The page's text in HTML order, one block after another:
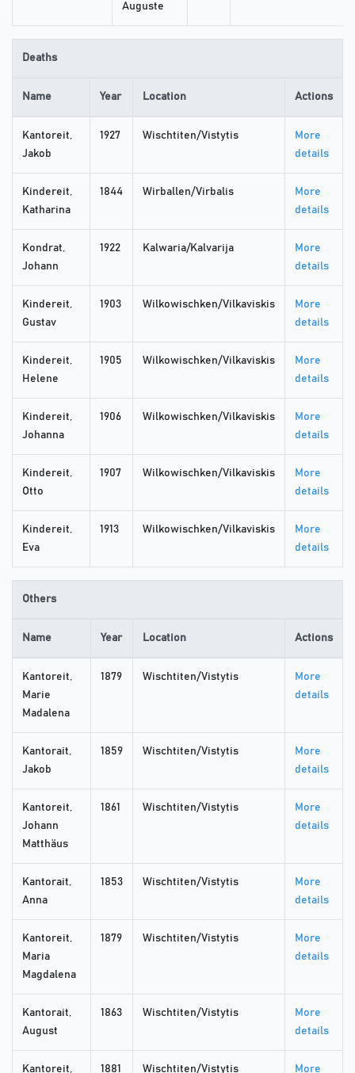
Auguste
Deaths
Name Year Location Actions
Kantoreit,
Jakob
1927 Wischtiten/Vistytis
More
details
Kindereit,
Katharina
1844 Wirballen/Virbalis
More
details
Kondrat,
Johann
1922 Kalwaria/Kalvarija
More
details
Kindereit,
Gustav
1903 Wilkowischken/Vilkaviskis
More
details
Kindereit,
Helene
1905 Wilkowischken/Vilkaviskis
More
details
Kindereit,
Johanna
1906 Wilkowischken/Vilkaviskis
More
details
Kindereit,
Otto
1907 Wilkowischken/Vilkaviskis
More
details
Kindereit,
Eva
1913 Wilkowischken/Vilkaviskis
More
details
Others
Name Year Location Actions
Kantoreit,
Marie
Madalena
1879 Wischtiten/Vistytis
More
details
Kantorait,
Jakob
1859 Wischtiten/Vistytis
More
details
Kantoreit,
Johann
Matthäus
1861 Wischtiten/Vistytis
More
details
Kantorait,
Anna
1853 Wischtiten/Vistytis
More
details
Kantoreit,
Maria
Magdalena
1879 Wischtiten/Vistytis
More
details
Kantorait,
August
1863 Wischtiten/Vistytis
More
details
Kantoreit, 1881 Wischtiten/Vistytis More